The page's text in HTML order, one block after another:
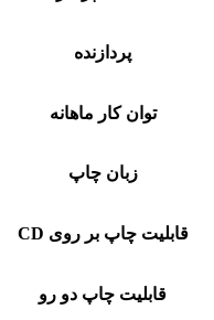
پردازنده
توان کار ماهانه
زبان چاپ
قابلیت چاپ بر روی CD
قابلیت چاپ دو رو